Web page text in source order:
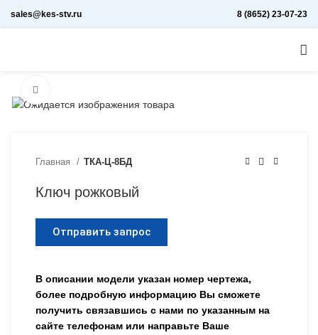
sales@kes-stv.ru 8 (8652) 23-07-23
Главная ТКА-Ц-8БД
Ключ рожковый
Отправить запрос
В описании модели указан номер чертежа,
более подробную информацию Вы сможете
получить связавшись с нами по указанным на
сайте телефонам или направьте Ваше